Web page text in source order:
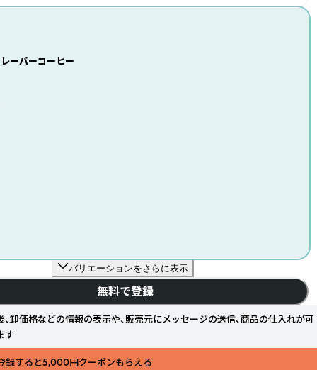
ーバーコーヒー
バリエーションをさらに表示
無料で登録
、卸価格などの情報の表示や、販売元にメッセージの送信、商品の仕入れが可
す
登録すると5,000円クーポンもらえる